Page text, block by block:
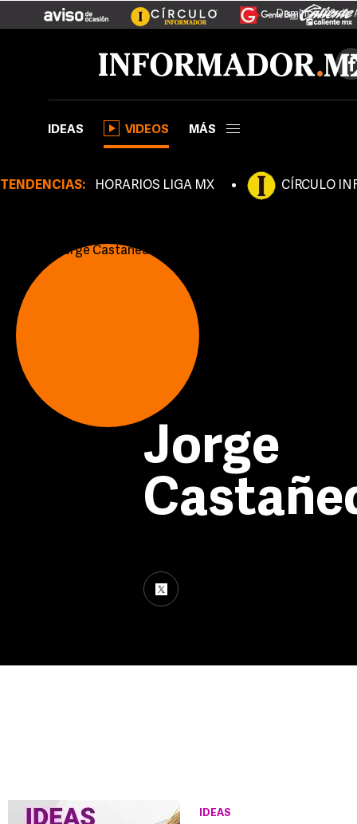
Domingo, 09 de
IDEAS VIDEOS MÁS
TENDENCIAS: HORARIOS LIGA MX CÍRCULO
Jorge
IDEAS